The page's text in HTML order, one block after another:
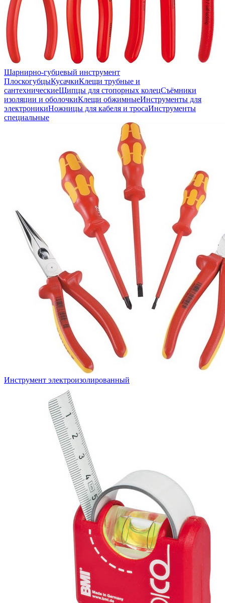
Шарнирно-губцевый инструмент
ПлоскогубцыКусачкиКлещи трубные и
сантехническиеЩипцы для стопорных колецСъёмники
изоляции и оболочкиКлещи обжимныеИнструменты для
электроникиНожницы для кабеля и тросаИнструменты
специальные
Инструмент электроизолированный